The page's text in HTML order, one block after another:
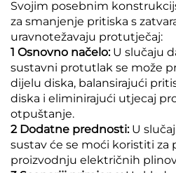
Svojim posebnim
za smanjenje pritiska s
uravnotežavaju protutječaj:
1 Osnovno načelo: U slučaju
sustavni protutlak se može
dijelu diska, balansirajući
diska i eliminirajući utjecaj
otpuštanje.
2 Dodatne prednosti: U
sustav će se moći koristiti za
proizvodnju električnih